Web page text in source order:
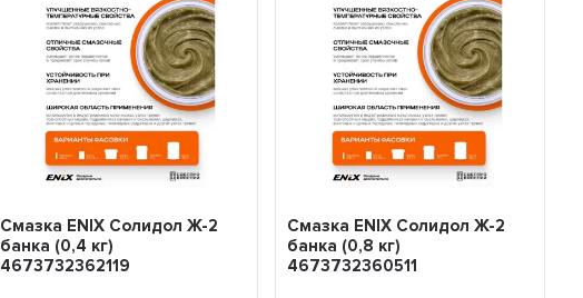
Смазка ENIX Солидол Ж-2
банка (0,4 кг)
4673732362119
Смазка ENIX Солидол Ж-2
банка (0,8 кг)
4673732360511